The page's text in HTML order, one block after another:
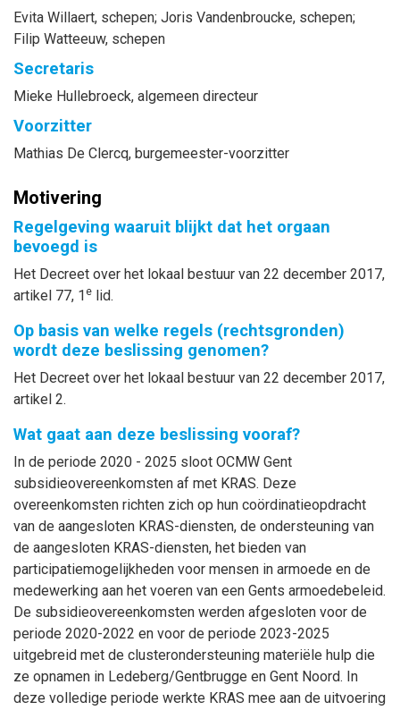
Evita Willaert, schepen; Joris Vandenbroucke, schepen;
Filip Watteeuw, schepen
Secretaris
Mieke Hullebroeck, algemeen directeur
Voorzitter
Mathias De Clercq, burgemeester-voorzitter
Motivering
Regelgeving waaruit blijkt dat het orgaan
bevoegd is
Het Decreet over het lokaal bestuur van 22 december 2017,
artikel 77, 1 e lid.
Op basis van welke regels (rechtsgronden)
wordt deze beslissing genomen?
Het Decreet over het lokaal bestuur van 22 december 2017,
artikel 2.
Wat gaat aan deze beslissing vooraf?
In de periode 2020 - 2025 sloot OCMW Gent
subsidieovereenkomsten af met KRAS. Deze
overeenkomsten richten zich op hun coördinatieopdracht
van de aangesloten KRAS-diensten, de ondersteuning van
de aangesloten KRAS-diensten, het bieden van
participatiemogelijkheden voor mensen in armoede en de
medewerking aan het voeren van een Gents armoedebeleid.
De subsidieovereenkomsten werden afgesloten voor de
periode 2020-2022 en voor de periode 2023-2025
uitgebreid met de clusterondersteuning materiële hulp die
ze opnamen in Ledeberg/Gentbrugge en Gent Noord. In
deze volledige periode werkte KRAS mee aan de uitvoering